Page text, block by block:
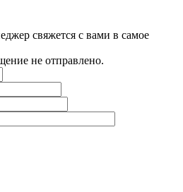
свяжется с вами в самое
не отправлено.